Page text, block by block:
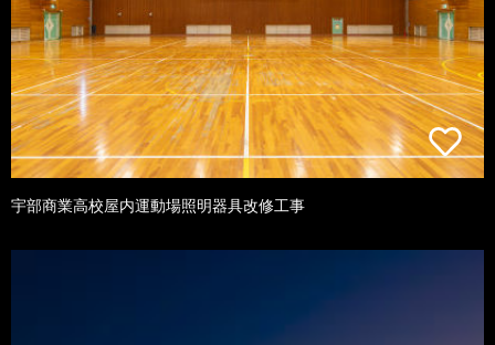
宇部商業高校屋内運動場照明器具改修工事